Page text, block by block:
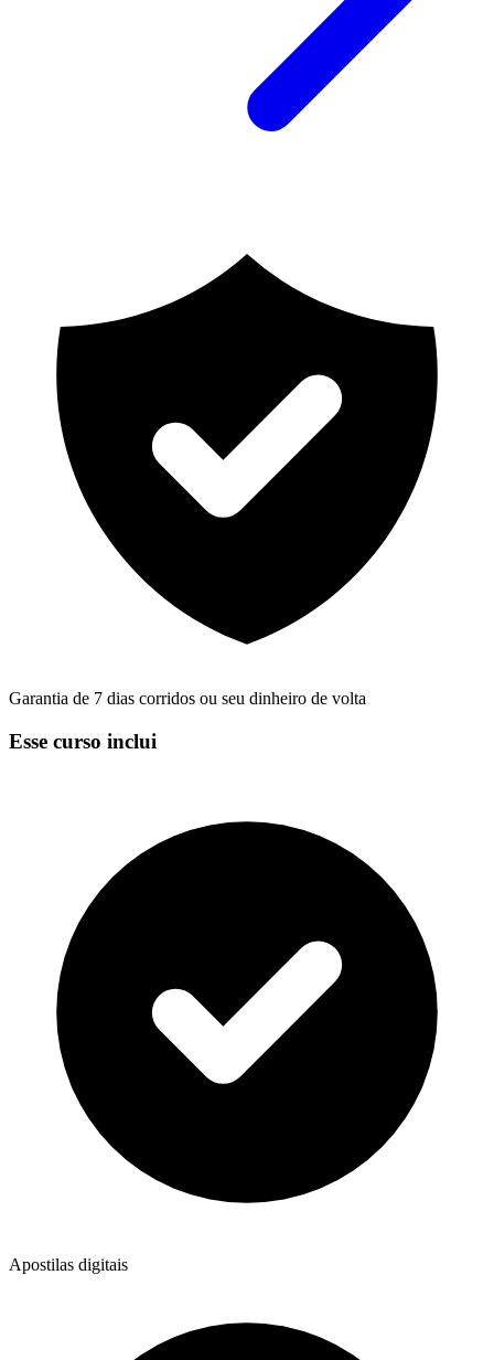
Garantia de 7 dias corridos ou seu dinheiro de volta
Esse curso inclui
Apostilas digitais